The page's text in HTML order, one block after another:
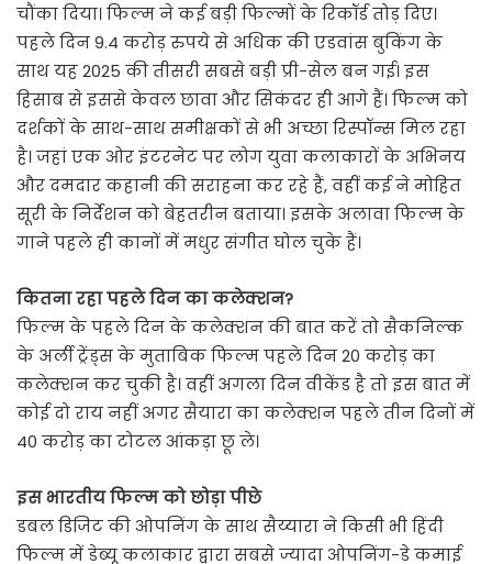
चौंका दिया। फिल्म ने कई बड़ी फिल्मों के रिकॉर्ड तोड़ दिए।
पहले दिन 9.4 करोड़ रुपये से अधिक की एडवांस बुकिंग के
साथ यह 2025 की तीसरी सबसे बड़ी प्री-सेल बन गई। इस
हिसाब से इससे केवल छावा और सिकंदर ही आगे हैं। फिल्म को
दर्शकों के साथ-साथ समीक्षकों से भी अच्छा रिस्पॉन्स मिल रहा
है। जहां एक ओर इंटरनेट पर लोग युवा कलाकारों के अभिनय
और दमदार कहानी की सराहना कर रहे हैं, वहीं कई ने मोहित
सूरी के निर्देशन को बेहतरीन बताया। इसके अलावा फिल्म के
गाने पहले ही कानों में मधुर संगीत घोल चुके हैं।
कितना रहा पहले दिन का कलेक्शन?
फिल्म के पहले दिन के कलेक्शन की बात करें तो सैकनिल्क
के अर्ली ट्रेंड्स के मुताबिक फिल्म पहले दिन 20 करोड़ का
कलेक्शन कर चुकी है। वहीं अगला दिन वीकेंड है तो इस बात में
कोई दो राय नहीं अगर सैयारा का कलेक्शन पहले तीन दिनों में
40 करोड़ का टोटल आंकड़ा छू ले।
इस भारतीय फिल्म को छोड़ा पीछे
डबल डिजिट की ओपनिंग के साथ सैय्यारा ने किसी भी हिंदी
फिल्म में डेब्यू कलाकार द्वारा सबसे ज्यादा ओपनिंग-डे कमाई